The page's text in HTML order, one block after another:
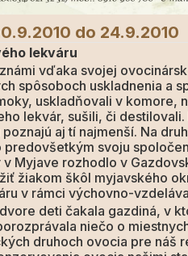
do 24.9.2010
lekváru
vďaka svojej
spôsoboch uskladnenia a
uskladňovali v komore,
lekvár, sušili, či
aj tí najmenší. Na
predovšetkým svoju
Myjave rozhodlo v
žiakom škôl myjavského
v rámci výchovno-
deti čakala gazdiná, v
niečo o
druhoch ovocia pre náš